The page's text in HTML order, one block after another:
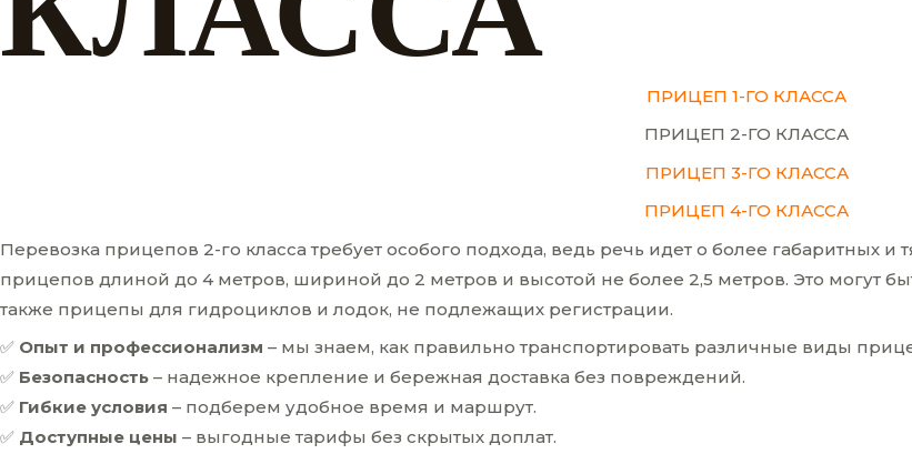
ПРИЦЕП 1-ГО КЛАССА
ПРИЦЕП 2-ГО КЛАССА
ПРИЦЕП 3-ГО КЛАССА
ПРИЦЕП 4-ГО КЛАССА
Перевозка прицепов 2-го класса требует особого подхода, ведь речь идет о более габаритных
прицепов длиной до 4 метров, шириной до 2 метров и высотой не более 2,5 метров. Это могут
также прицепы для гидроциклов и лодок, не подлежащих регистрации.
✅ Опыт и профессионализм – мы знаем, как правильно транспортировать различные виды
✅ Безопасность – надежное крепление и бережная доставка без повреждений.
✅ Гибкие условия – подберем удобное время и маршрут.
✅ Доступные цены – выгодные тарифы без скрытых доплат.